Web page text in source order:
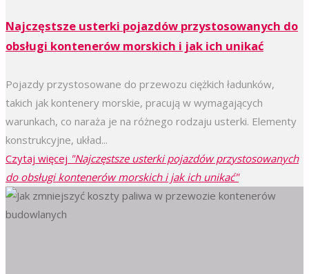
Najczęstsze usterki pojazdów przystosowanych do
obsługi kontenerów morskich i jak ich unikać
Pojazdy przystosowane do przewozu ciężkich ładunków,
takich jak kontenery morskie, pracują w wymagających
warunkach, co naraża je na różnego rodzaju usterki. Elementy
konstrukcyjne, układ...
Czytaj więcej "Najczęstsze usterki pojazdów przystosowanych
do obsługi kontenerów morskich i jak ich unikać"